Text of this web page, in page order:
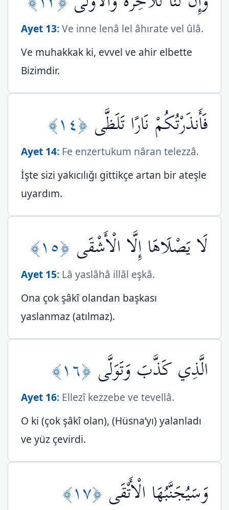
Ayet 13:Ve inne lenâ lel âhırate vel ûlâ.
Ve muhakkak ki, evvel ve ahir elbette
Bizimdir.
فَأَنذَرْتُكُمْ نَارًا تَلَظَّى ﴿١٤﴾
Ayet 14: Fe enzertukum nâran telezzâ.
İşte sizi yakıcılığı gittikçe artan bir ateşle
uyardım.
لَا يَصْلَاهَا إِلَّا الْأَشْقَى ﴿١٥﴾
Ayet 15: Lâ yaslâhâ illâl eşkâ.
Ona çok şâkî olandan başkası
yaslanmaz (atılmaz).
الَّذِي كَذَّبَ وَتَوَلَّى ﴿١٦﴾
Ayet 16: Ellezî kezzebe ve tevellâ.
O ki (çok şâkî olan), (Hüsna’yı) yalanladı
ve yüz çevirdi.
وَسَيُجَنَّبُهَا الْأَتْقَى ﴿١٧﴾